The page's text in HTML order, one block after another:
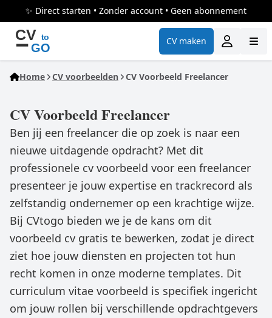
✨ Direct starten • Zonder account • Geen abonnement
CV maken
Home CV voorbeelden CV Voorbeeld Freelancer
CV Voorbeeld Freelancer
Ben jij een freelancer die op zoek is naar een
nieuwe uitdagende opdracht? Met dit
professionele cv voorbeeld voor een freelancer
presenteer je jouw expertise en trackrecord als
zelfstandig ondernemer op een krachtige wijze.
Bij CVtogo bieden we je de kans om dit
voorbeeld cv gratis te bewerken, zodat je direct
ziet hoe jouw diensten en projecten tot hun
recht komen in onze moderne templates. Dit
curriculum vitae voorbeeld is specifiek ingericht
om jouw rollen bij verschillende opdrachtgevers